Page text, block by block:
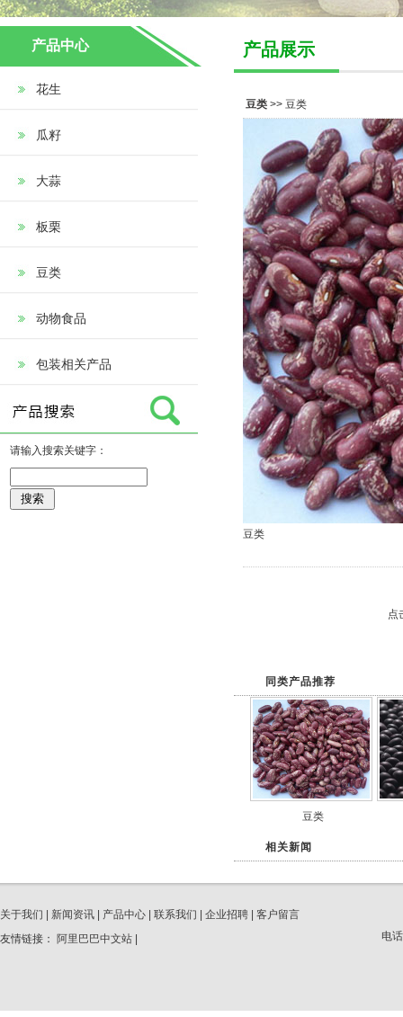
产品中心
花生
瓜籽
大蒜
板栗
豆类
动物食品
包装相关产品
请输入搜索关键字：
产品展示
豆类 >> 豆类
豆类
点
同类产品推荐
豆类
相关新闻
关于我们 新闻资讯 产品中心 联系我们 企业招聘
客户留言
友情链接： 阿里巴巴中文站 电